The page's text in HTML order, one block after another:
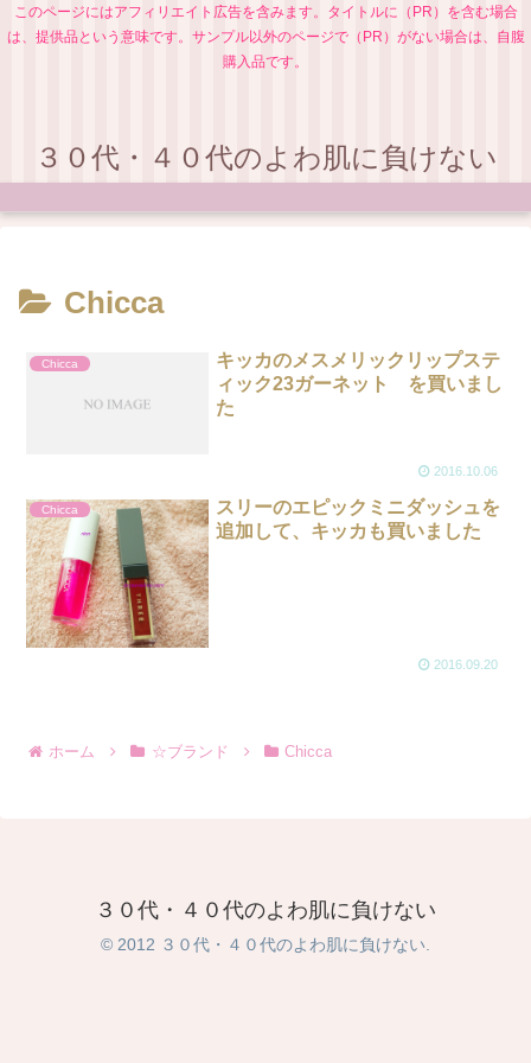
このページにはアフィリエイト広告を含みます。タイトルに（PR）を含む場合
は、提供品という意味です。サンプル以外のページで（PR）がない場合は、自腹
購入品です。
３０代・４０代のよわ肌に負けない
Chicca
Chicca
キッカのメスメリックリップステ
ィック23ガーネット を買いまし
た
2016.10.06
Chicca
スリーのエピックミニダッシュを
追加して、キッカも買いました
2016.09.20
ホーム ☆ブランド Chicca
３０代・４０代のよわ肌に負けない
© 2012 ３０代・４０代のよわ肌に負けない.